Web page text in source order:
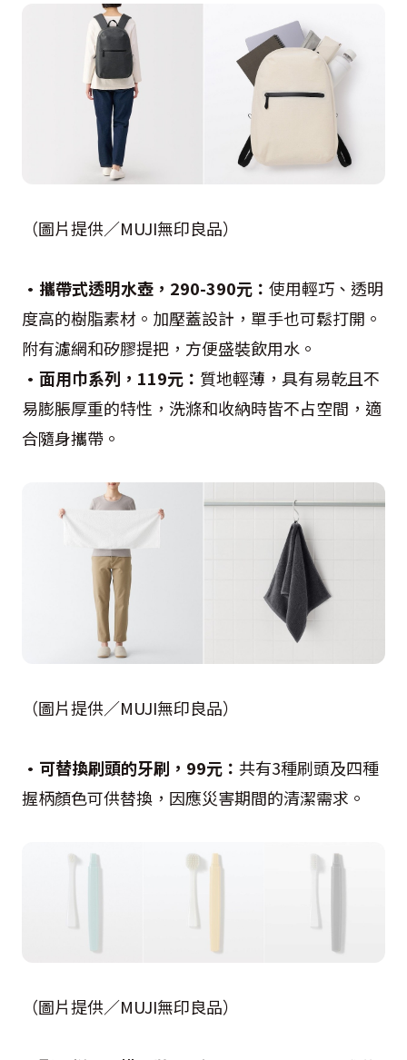
（圖片提供／MUJI無印良品）
•攜帶式透明水壺，290-390元： 使用輕巧、透明
度高的樹脂素材。加壓蓋設計，單手也可鬆打開。
附有濾網和矽膠提把，方便盛裝飲用水。
•面用巾系列，119元： 質地輕薄，具有易乾且不
易膨脹厚重的特性，洗滌和收納時皆不占空間，適
合隨身攜帶。
（圖片提供／MUJI無印良品）
•可替換刷頭的牙刷，99元： 共有3種刷頭及四種
握柄顏色可供替換，因應災害期間的清潔需求。
（圖片提供／MUJI無印良品）